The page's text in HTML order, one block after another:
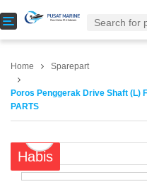
T
g
e
n
a
Home Sparepart
Poros Penggerak Drive Shaft (L)
PARTS
Habis